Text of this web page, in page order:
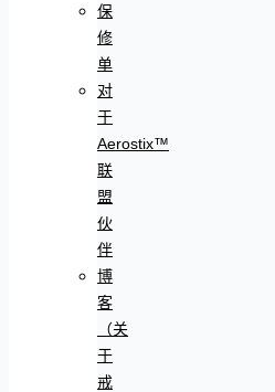
保
修
单
对
于
Aerostix™
联
盟
伙
伴
博
客
（关
于
戒